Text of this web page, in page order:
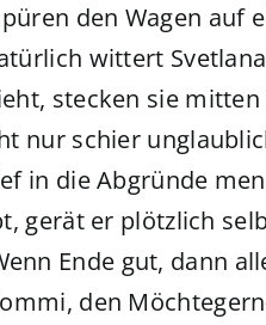
den Wagen auf
wittert
stecken sie
nur schier
in die Abgründe
gerät er plötzlich
Ende gut, dann
den